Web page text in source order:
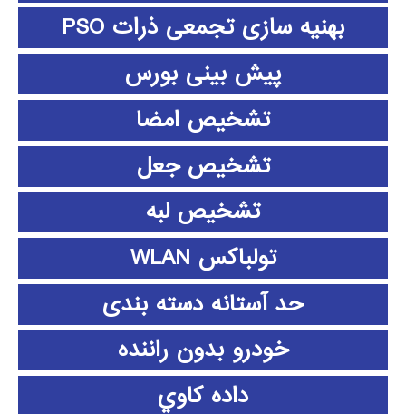
بهنیه سازی تجمعی ذرات PSO
پیش بینی بورس
تشخیص امضا
تشخیص جعل
تشخیص لبه
تولباکس WLAN
حد آستانه دسته بندی
خودرو بدون راننده
داده كاوي